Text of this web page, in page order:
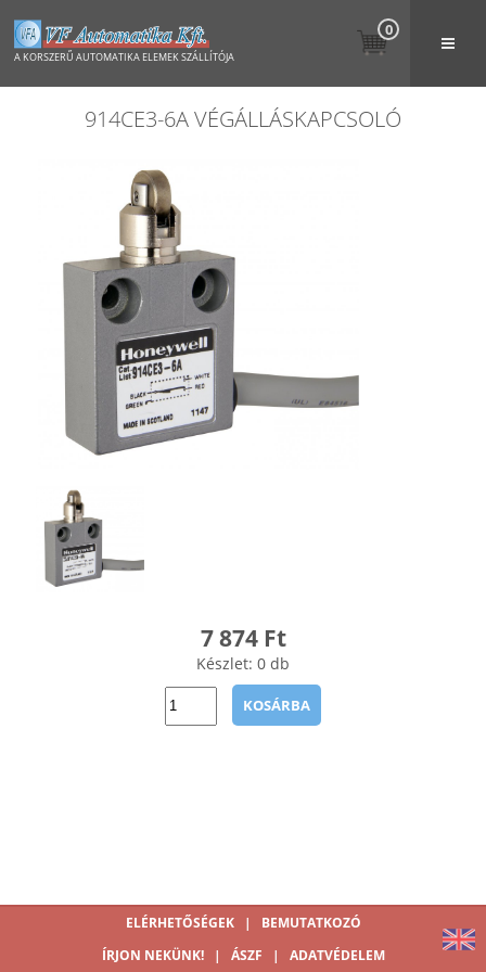
A KORSZERŰ AUTOMATIKA ELEMEK SZÁLLÍTÓJA
0
914CE3-6A VÉGÁLLÁSKAPCSOLÓ
7 874 Ft
Készlet: 0 db
KOSÁRBA
ELÉRHETŐSÉGEK |
BEMUTATKOZÓ
ÍRJON NEKÜNK!
| ÁSZF | ADATVÉDELEM